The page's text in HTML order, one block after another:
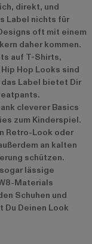
direkt, und
Label nichts für
oft mit einem
daher kommen.
auf T-Shirts,
Hop Looks sind
das Label bietet Dir
cleverer Basics
zum Kinderspiel.
Retro-Look oder
an kalten
schützen.
lässige
Materials
Schuhen und
Du Deinen Look